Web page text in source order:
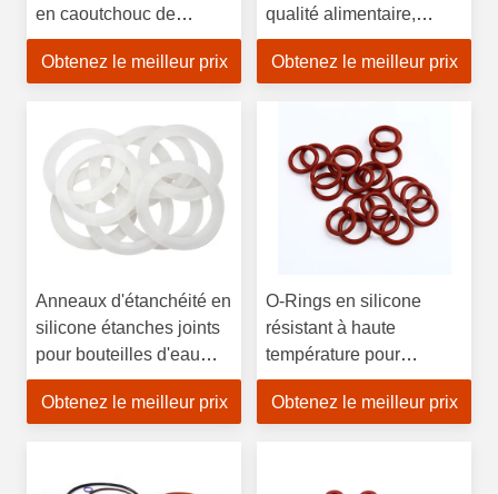
en caoutchouc de
silicone Cellule fermée
Sponge en silicone O
Obtenez le meilleur prix
qualité alimentaire,
inoffensifs, plage de
température de -40 à
Obtenez le meilleur prix
Anneaux d'étanchéité en
silicone étanches joints
pour bouteilles d'eau
tasses haute durabilité
parfait pour l'étanchéité
Obtenez le meilleur prix
O-Rings en silicone
résistant à haute
température pour
l'étanchéité à haute
température à usage
Obtenez le meilleur prix